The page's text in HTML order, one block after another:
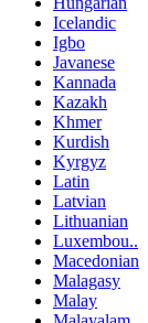
Icelandic
Igbo
Javanese
Kannada
Kazakh
Khmer
Kurdish
Kyrgyz
Latin
Latvian
Lithuanian
Luxembou..
Macedonian
Malagasy
Malay